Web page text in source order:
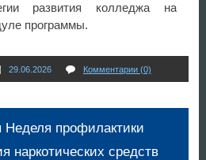
развития колледжа на
программы.
29.06.2026 Комментарии (0)
Неделя профилактики
наркотических средств